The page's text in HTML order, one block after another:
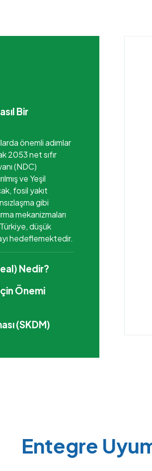
Bir
önemli adımlar
2053 net sıfır
(NDC)
ve Yeşil
fosil yakıt
gibi
mekanizmaları
düşük
hedeflemektedir.
Nedir?
Önemi
(SKDM)
Entegre